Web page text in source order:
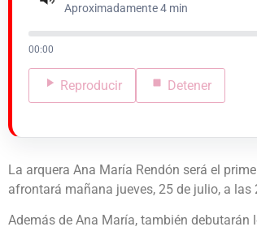
Aproximadamente 4 min
00:00
Reproducir Detener
La arquera Ana María Rendón será el
afrontará mañana jueves, 25 de julio, a
Además de Ana María, también